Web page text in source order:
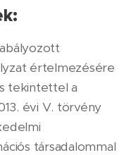
értelmezésére
tekintettel a
évi V. törvény
társadalommal